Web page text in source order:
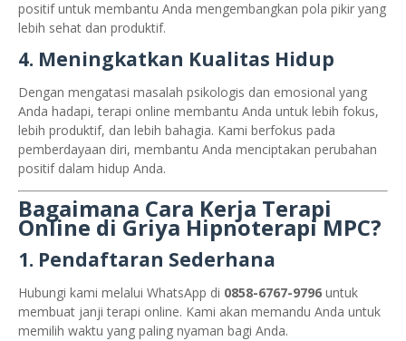
positif untuk membantu Anda mengembangkan pola pikir yang
lebih sehat dan produktif.
4. Meningkatkan Kualitas Hidup
Dengan mengatasi masalah psikologis dan emosional yang
Anda hadapi, terapi online membantu Anda untuk lebih fokus,
lebih produktif, dan lebih bahagia. Kami berfokus pada
pemberdayaan diri, membantu Anda menciptakan perubahan
positif dalam hidup Anda.
Bagaimana Cara Kerja Terapi
Online di Griya Hipnoterapi MPC?
1. Pendaftaran Sederhana
Hubungi kami melalui WhatsApp di 0858-6767-9796 untuk
membuat janji terapi online. Kami akan memandu Anda untuk
memilih waktu yang paling nyaman bagi Anda.